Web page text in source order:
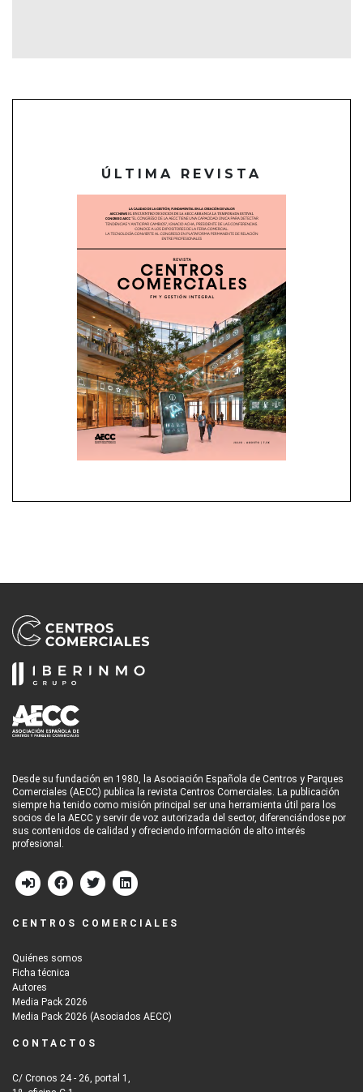
ÚLTIMA REVISTA
Desde su fundación en 1980, la Asociación Española de Centros y Parques
Comerciales (AECC) publica la revista Centros Comerciales. La publicación
siempre ha tenido como misión principal ser una herramienta útil para los
socios de la AECC y servir de voz autorizada del sector, diferenciándose por
sus contenidos de calidad y ofreciendo información de alto interés
profesional.
CENTROS COMERCIALES
Quiénes somos
Ficha técnica
Autores
Media Pack 2026
Media Pack 2026 (Asociados AECC)
CONTACTOS
C/ Cronos 24 - 26, portal 1,